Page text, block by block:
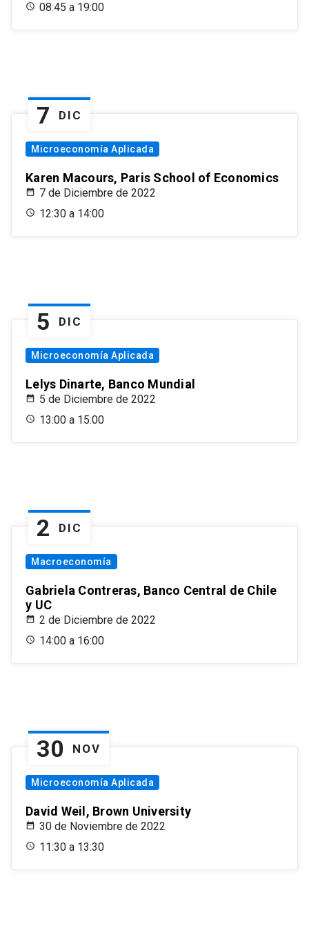
08:45 a 19:00
7 DIC
Microeconomía Aplicada
Karen Macours, Paris School of Economics
7 de Diciembre de 2022
12:30 a 14:00
5 DIC
Microeconomía Aplicada
Lelys Dinarte, Banco Mundial
5 de Diciembre de 2022
13:00 a 15:00
2 DIC
Macroeconomía
Gabriela Contreras, Banco Central de Chile
y UC
2 de Diciembre de 2022
14:00 a 16:00
30 NOV
Microeconomía Aplicada
David Weil, Brown University
30 de Noviembre de 2022
11:30 a 13:30